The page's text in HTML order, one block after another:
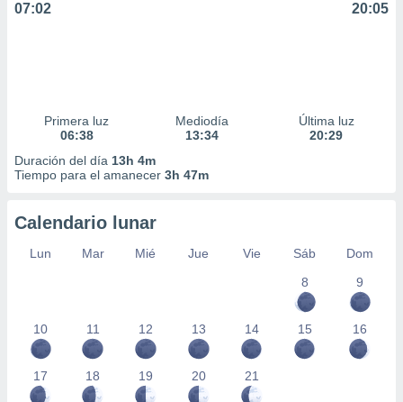
07:02 20:05
Primera luz
06:38
Mediodía
13:34
Última luz
20:29
Duración del día 13h 4m
Tiempo para el amanecer 3h 47m
Calendario lunar
Lun Mar Mié Jue Vie Sáb
Dom
8
9
10 11 12 13 14 15 16
17 18 19 20 21